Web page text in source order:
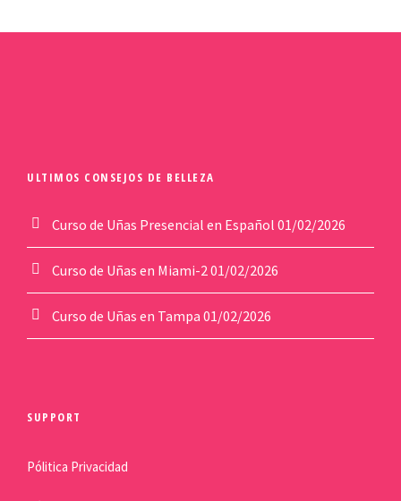
ULTIMOS CONSEJOS DE BELLEZA
Curso de Uñas Presencial en Español 01/02/2026
Curso de Uñas en Miami-2 01/02/2026
Curso de Uñas en Tampa 01/02/2026
SUPPORT
Pólitica Privacidad